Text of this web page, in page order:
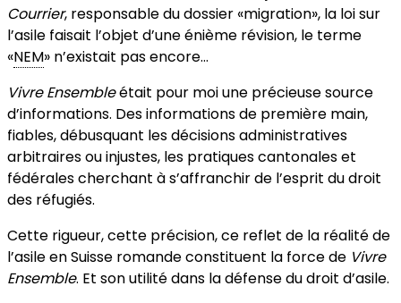
Courrier, responsable du dossier «migration», la loi sur
l’asile faisait l’objet d’une énième révision, le terme
«NEM» n’existait pas encore…
Vivre Ensembleétait pour moi une précieuse source
d’informations. Des informations de première main,
fiables, débusquant les décisions administratives
arbitraires ou injustes, les pratiques cantonales et
fédérales cherchant à s’affranchir de l’esprit du droit
des réfugiés.
Cette rigueur, cette précision, ce reflet de la réalité de
l’asile en Suisse romande constituent la force de Vivre
Ensemble. Et son utilité dans la défense du droit d’asile.